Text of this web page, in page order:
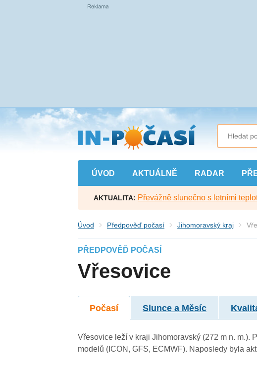
Přejít
na
hlavní
obsah
ÚVOD AKTUÁLNĚ RADAR
AKTUALITA: Převážně slunečno s letními
Úvod Předpověď počasí Jihomoravský kraj
PŘEDPOVĚĎ POČASÍ
Vřesovice
Počasí Slunce a Měsíc
Vřesovice leží v kraji Jihomoravský (272 m n. m.).
modelů (ICON, GFS, ECMWF). Naposledy byla